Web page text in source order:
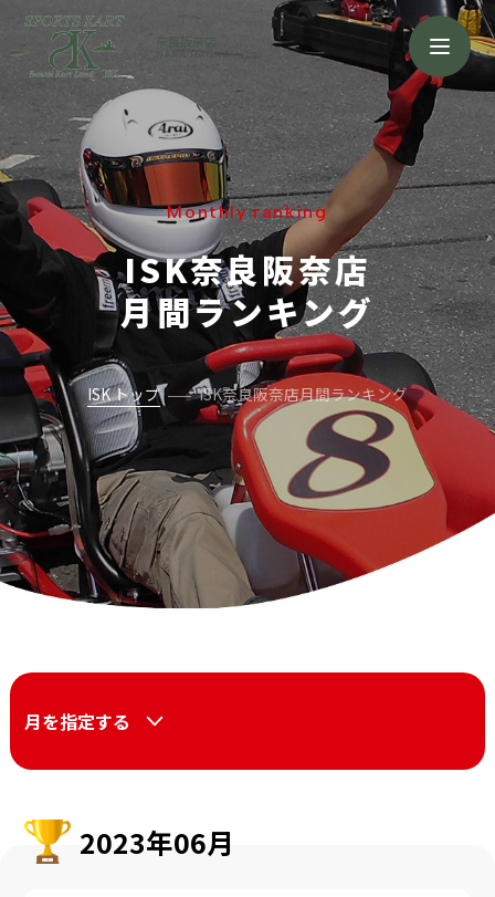
奈良阪奈店
NARA HANNA
Monthly ranking
ISK奈良阪奈店
月間ランキング
ISK トップ ISK奈良阪奈店月間ランキング
月を指定する
2023年06月